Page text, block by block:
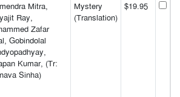
Mitra,
Ray,
Zafar
Gobindolal
Kumar, (Tr:
Sinha)
Mystery
(Translation)
$19.95